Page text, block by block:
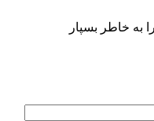
به خاطر بسپار